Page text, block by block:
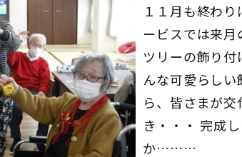
１１月も終わ
ービスでは来月
ツリーの飾り
んな可愛らし
ら、皆さまが
き・・・ 完成
か………